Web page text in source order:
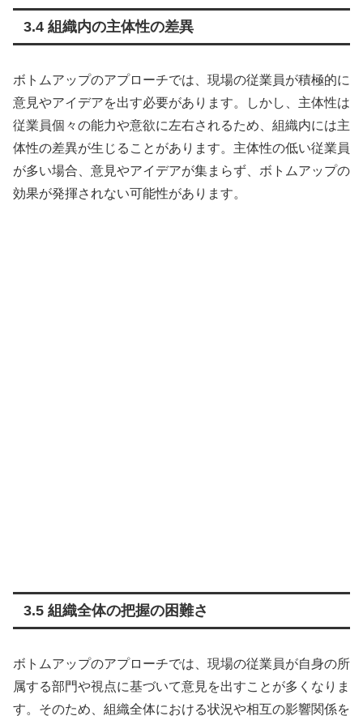
3.4 組織内の主体性の差異
ボトムアップのアプローチでは、現場の従業員が積極的に
意見やアイデアを出す必要があります。しかし、主体性は
従業員個々の能力や意欲に左右されるため、組織内には主
体性の差異が生じることがあります。主体性の低い従業員
が多い場合、意見やアイデアが集まらず、ボトムアップの
効果が発揮されない可能性があります。
3.5 組織全体の把握の困難さ
ボトムアップのアプローチでは、現場の従業員が自身の所
属する部門や視点に基づいて意見を出すことが多くなりま
す。そのため、組織全体における状況や相互の影響関係を